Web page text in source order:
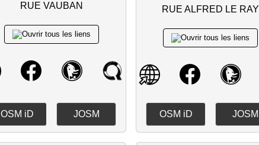
RUE VAUBAN
OSM iD JOSM
RUE ALFRED LE RAY
OSM iD JOSM